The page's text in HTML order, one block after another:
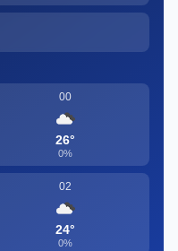
00
26°
0%
02
24°
0%